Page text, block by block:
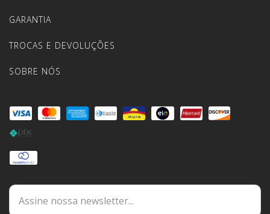
GARANTIA
TROCAS E DEVOLUÇÕES
SOBRE NÓS
DÚVIDAS